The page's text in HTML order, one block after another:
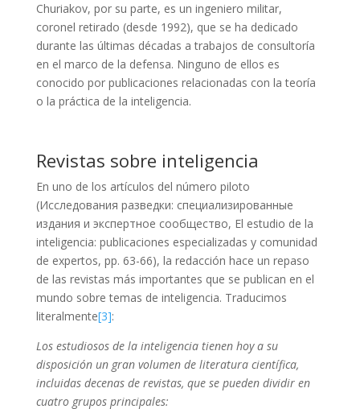
Churiakov, por su parte, es un ingeniero militar,
coronel retirado (desde 1992), que se ha dedicado
durante las últimas décadas a trabajos de consultoría
en el marco de la defensa. Ninguno de ellos es
conocido por publicaciones relacionadas con la teoría
o la práctica de la inteligencia.
Revistas sobre inteligencia
En uno de los artículos del número piloto
(Исследования разведки: специализированные
издания и экспертное сообщество, El estudio de la
inteligencia: publicaciones especializadas y comunidad
de expertos, pp. 63-66), la redacción hace un repaso
de las revistas más importantes que se publican en el
mundo sobre temas de inteligencia. Traducimos
literalmente[3]:
Los estudiosos de la inteligencia tienen hoy a su
disposición un gran volumen de literatura científica,
incluidas decenas de revistas, que se pueden dividir en
cuatro grupos principales: